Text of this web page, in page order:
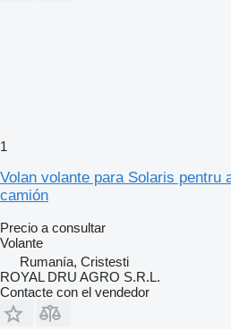
1
Volan volante para Solaris pentru
camión
Precio a consultar
Volante
Rumanía, Cristesti
ROYAL DRU AGRO S.R.L.
Contacte con el vendedor